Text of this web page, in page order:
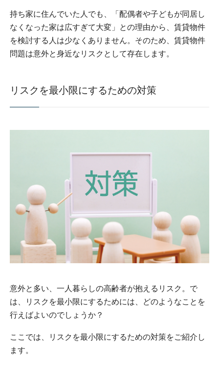
持ち家に住んでいた人でも、「配偶者や子どもが同居し
なくなった家は広すぎて大変」との理由から、賃貸物件
を検討する人は少なくありません。そのため、賃貸物件
問題は意外と身近なリスクとして存在します。
リスクを最小限にするための対策
意外と多い、一人暮らしの高齢者が抱えるリスク。で
は、リスクを最小限にするためには、どのようなことを
行えばよいのでしょうか？
ここでは、リスクを最小限にするための対策をご紹介し
ます。